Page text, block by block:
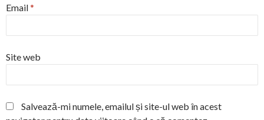
Email*
Site web
Salvează-mi numele, emailul și site-ul web în acest